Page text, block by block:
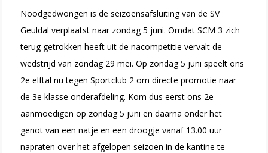
Noodgedwongen is de seizoensafsluiting van de SV
Geuldal verplaatst naar zondag 5 juni. Omdat SCM 3 zich
terug getrokken heeft uit de nacompetitie vervalt de
wedstrijd van zondag 29 mei. Op zondag 5 juni speelt ons
2e elftal nu tegen Sportclub 2 om directe promotie naar
de 3e klasse onderafdeling. Kom dus eerst ons 2e
aanmoedigen op zondag 5 juni en daarna onder het
genot van een natje en een droogje vanaf 13.00 uur
napraten over het afgelopen seizoen in de kantine te